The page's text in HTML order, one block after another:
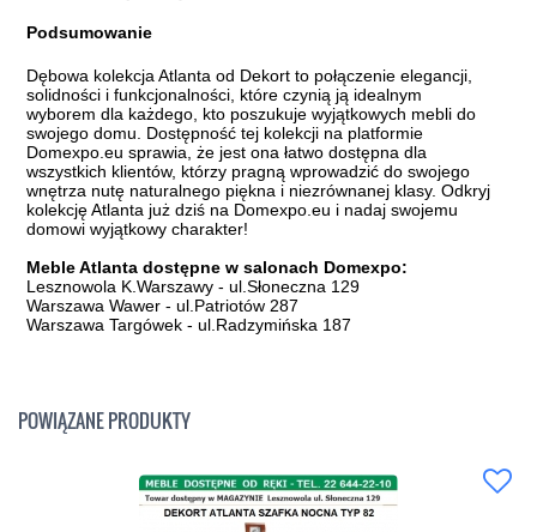
Podsumowanie
Dębowa kolekcja Atlanta od Dekort to połączenie elegancji,
solidności i funkcjonalności, które czynią ją idealnym
wyborem dla każdego, kto poszukuje wyjątkowych mebli do
swojego domu. Dostępność tej kolekcji na platformie
Domexpo.eu sprawia, że jest ona łatwo dostępna dla
wszystkich klientów, którzy pragną wprowadzić do swojego
wnętrza nutę naturalnego piękna i niezrównanej klasy. Odkryj
kolekcję Atlanta już dziś na Domexpo.eu i nadaj swojemu
domowi wyjątkowy charakter!
Meble Atlanta dostępne w salonach Domexpo:
Lesznowola K.Warszawy - ul.Słoneczna 129
Warszawa Wawer - ul.Patriotów 287
Warszawa Targówek - ul.Radzymińska 187
POWIĄZANE PRODUKTY